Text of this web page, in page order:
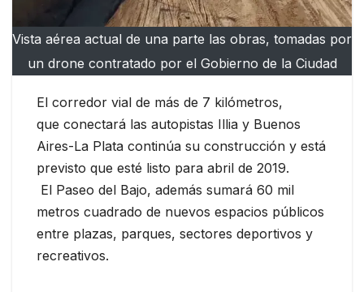
Vista aérea actual de una parte las obras, tomadas por
un drone contratado por el Gobierno de la Ciudad
El corredor vial de más de 7 kilómetros,
que conectará las autopistas Illia y Buenos
Aires-La Plata continúa su construcción y está
previsto que esté listo para abril de 2019.
El Paseo del Bajo, además sumará 60 mil
metros cuadrado de nuevos espacios públicos
entre plazas, parques, sectores deportivos y
recreativos.